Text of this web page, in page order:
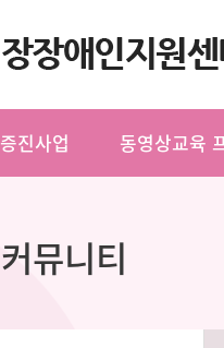
진사업 동영상교육
커뮤니티